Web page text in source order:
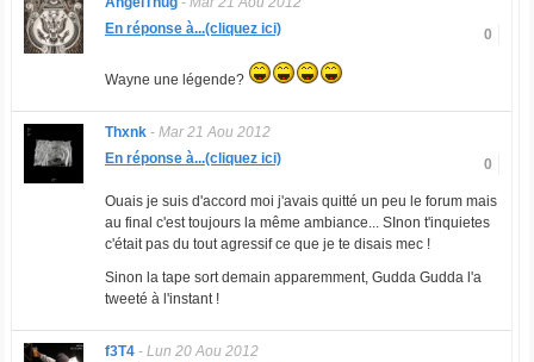
0
En réponse à...(cliquez ici)
Wayne une légende?
Thxnk- Mar 21 Aou 2012
0
En réponse à...(cliquez ici)
Ouais je suis d'accord moi j'avais quitté un peu le forum mais
au final c'est toujours la même ambiance... SInon t'inquietes
c'était pas du tout agressif ce que je te disais mec !
Sinon la tape sort demain apparemment, Gudda Gudda l'a
tweeté à l'instant !
f3T4- Lun 20 Aou 2012